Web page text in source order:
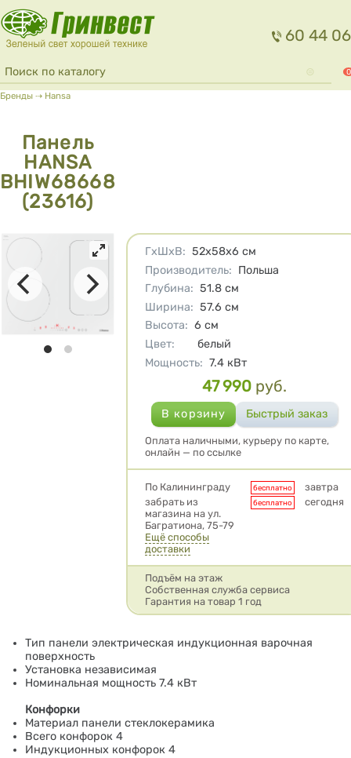
Перейти к основному содержанию
60 44 06
Форма поиска
Поиск 0
Вы здесь
Бренды ⇢ Hansa
Панель
HANSA
BHIW68668
(23616)
Характеристики
ГхШхВ: 52x58x6 см
Производитель: Польша
Глубина: 51.8 см
Ширина: 57.6 см
Высота: 6 см
Цвет:
белый
Мощность: 7.4 кВт
Цена
47 990 руб.
Оплата наличными, курьеру по карте,
онлайн — по ссылке
Условия доставки
По Калининграду бесплатно
завтра
забрать из
магазина на ул.
Багратиона, 75-79
бесплатно сегодня
Ещё способы
доставки
Подъём на этаж
Собственная служба сервиса
Гарантия на товар 1 год
Тип панели электрическая индукционная варочная
поверхность
Установка независимая
Номинальная мощность 7.4 кВт
Конфорки
Материал панели стеклокерамика
Всего конфорок 4
Индукционных конфорок 4